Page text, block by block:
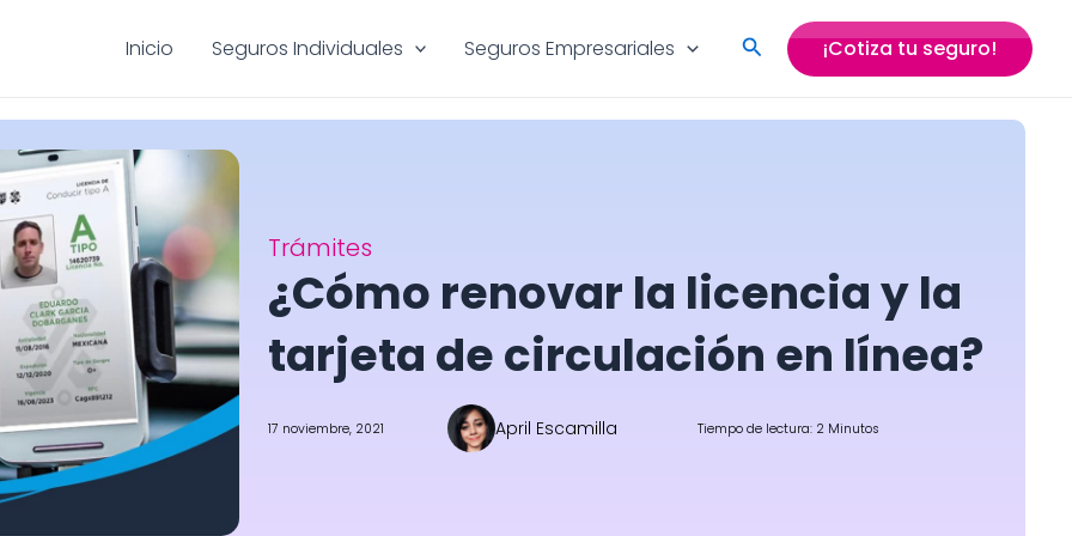
Inicio Seguros Individuales Seguros Empresariales Search ¡Cotiza tu seguro!
Trámites
¿Cómo renovar la licencia y la
tarjeta de circulación en línea?
17 noviembre, 2021 April Escamilla Tiempo de lectura: 2 Minutos